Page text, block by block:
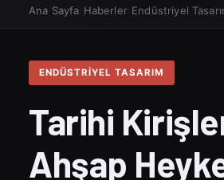
Ana Sayfa Haberler› Endüstriyel
ENDÜSTRIYEL TASARIM
Tarihi
Ahşap